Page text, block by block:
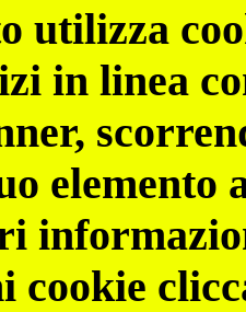
utilizza
in linea
elemento
cookie